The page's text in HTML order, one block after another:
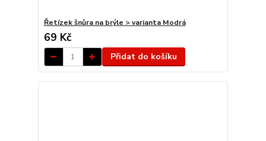
Řetízek šnůra na brýle > varianta Modrá
69 Kč
Přidat do košíku